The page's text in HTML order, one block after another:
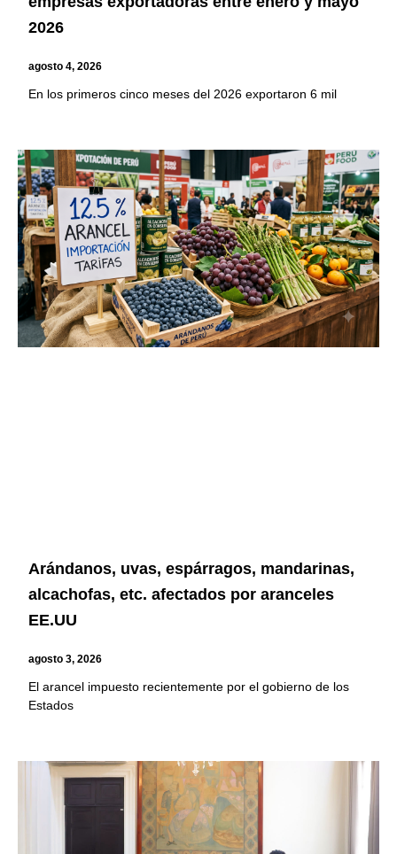
2026
agosto 4, 2026
En los primeros cinco meses del 2026 exportaron 6 mil
Arándanos, uvas, espárragos, mandarinas,
alcachofas, etc. afectados por aranceles
EE.UU
agosto 3, 2026
El arancel impuesto recientemente por el gobierno de los
Estados